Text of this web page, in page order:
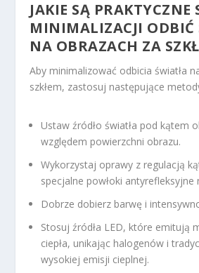
JAKIE SĄ PRAKTYCZNE
MINIMALIZACJI ODBIĆ
NA OBRAZACH ZA
Aby minimalizować odbicia światła
szkłem, zastosuj następujące
Ustaw źródło światła pod kątem
względem powierzchni obrazu.
Wykorzystaj oprawy z regulacją
specjalne powłoki antyrefleksyjne
Dobrze dobierz barwę i
Stosuj źródła LED, które emitują
ciepła, unikając halogenów i
wysokiej emisji cieplnej.